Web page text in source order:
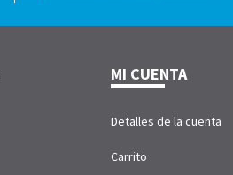
MI CUENTA
Detalles de la cuenta
Carrito